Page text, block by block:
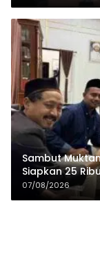
Sambut
Siapkan 25
07/08/2026